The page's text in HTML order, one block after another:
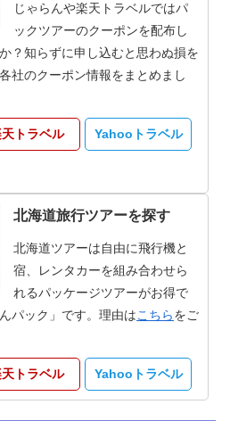
じゃらんや楽天トラベルではパ
ックツアーのクーポンを配布し
？知らずに申し込むと思わぬ損を
社のクーポン情報をまとめまし
トラベル Yahooトラベル
北海道旅行ツアーを探す
北海道ツアーは自由に飛行機と
宿、レンタカーを組み合わせら
れるパッケージツアーがお得で
パック」です。理由はこちらをご
トラベル Yahooトラベル